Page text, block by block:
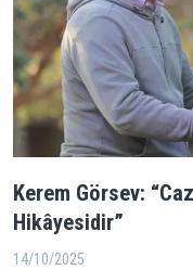
Kerem Görsev:
Hikâyesidir”
14/10/2025